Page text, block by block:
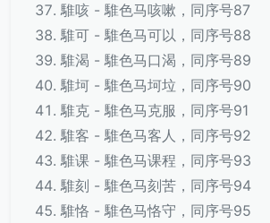
騅咳 - 騅色马咳嗽，同序号87
騅可 - 騅色马可以，同序号88
騅渴 - 騅色马口渴，同序号89
騅坷 - 騅色马坷垃，同序号90
騅克 - 騅色马克服，同序号91
騅客 - 騅色马客人，同序号92
騅课 - 騅色马课程，同序号93
騅刻 - 騅色马刻苦，同序号94
騅恪 - 騅色马恪守，同序号95